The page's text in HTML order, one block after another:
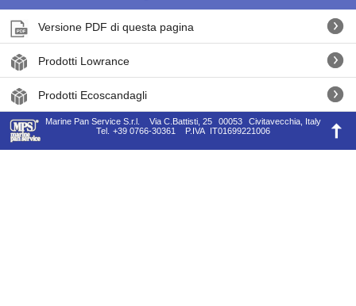
Versione PDF di questa pagina
Prodotti Lowrance
Prodotti Ecoscandagli
Marine Pan Service S.r.l. Via C.Battisti, 25 00053
Civitavecchia, Italy
Tel.
+39 0766-30361 P.IVA IT01699221006